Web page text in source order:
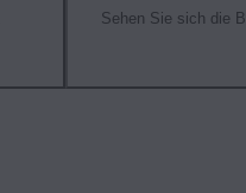
Sehen Sie sich die